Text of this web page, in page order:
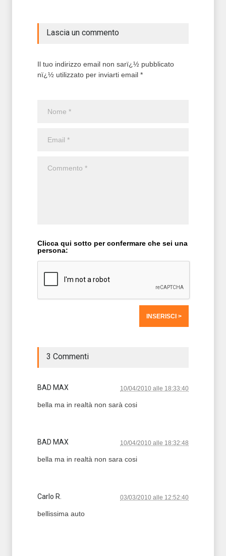
Lascia un commento
Il tuo indirizzo email non sarï¿½ pubblicato
nï¿½ utilizzato per inviarti email *
Clicca qui sotto per confermare che sei una
persona:
3 Commenti
BAD MAX 10/04/2010 alle 18:33:40
bella ma in realtà non sarà cosi
BAD MAX 10/04/2010 alle 18:32:48
bella ma in realtà non sara cosi
Carlo R. 03/03/2010 alle 12:52:40
bellissima auto